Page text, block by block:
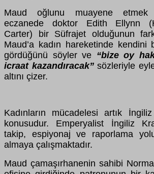
Maud oğlunu muayene etmek
eczanede doktor Edith Ellynn
Carter) bir Süfrajet olduğunun
Maud’a kadın hareketinde kendini
gördüğünü söyler ve “bize oy
icraat kazandıracak”sözleriyle
altını çizer.
Kadınların mücadelesi artık
konusudur. Emperyalist İngiliz
takip, espiyonaj ve raporlama
almaya çalışmaktadır.
Maud çamaşırhanenin sahibi